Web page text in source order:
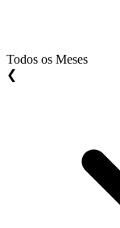
Todos os Meses
❮